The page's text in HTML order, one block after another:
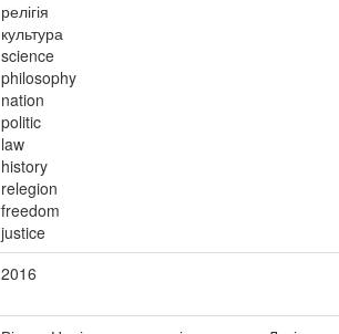
релігія
культура
science
philosophy
nation
politic
law
history
relegion
freedom
justice
2016